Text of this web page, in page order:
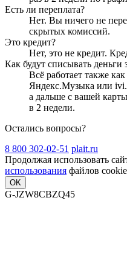
Есть ли переплата?
Нет. Вы ничего не
скрытых комиссий.
Это кредит?
Нет, это не кредит.
Как будут списывать деньги
Всё работает также
Яндекс.Музыка или
а дальше с вашей
в 2 недели.
Остались вопросы?
8 800 302-02-51 plait.ru
Продолжая использовать
использования файлов
OK
G-JZW8CBZQ45